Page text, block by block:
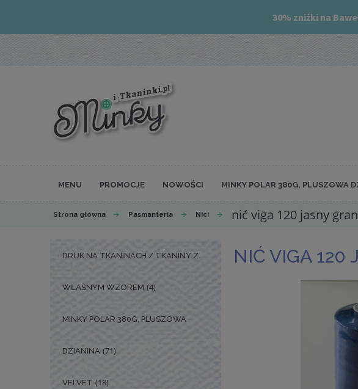
MENU PROMOCJE NOWOŚCI MINKY POLAR 380G, PLUSZOWA
Strona główna Pasmanteria Nici nić viga 120 jasny
DRUK NA TKANINACH / TKANINY Z
WŁASNYM WZOREM (4)
MINKY POLAR 380G, PLUSZOWA
DZIANINA (71)
VELVET (18)
NIĆ VIGA 120